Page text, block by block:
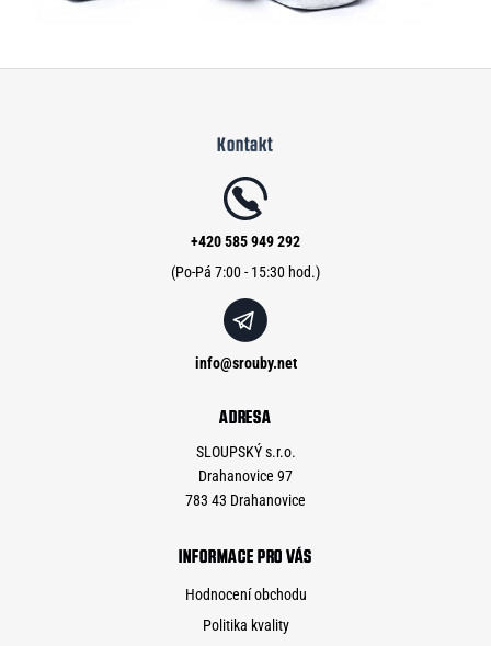
Kontakt
info@srouby.net
+420 585 949 292
ADRESA
SLOUPSKÝ s.r.o.
Drahanovice 97
783 43 Drahanovice
INFORMACE PRO VÁS
Hodnocení obchodu
Politika kvality